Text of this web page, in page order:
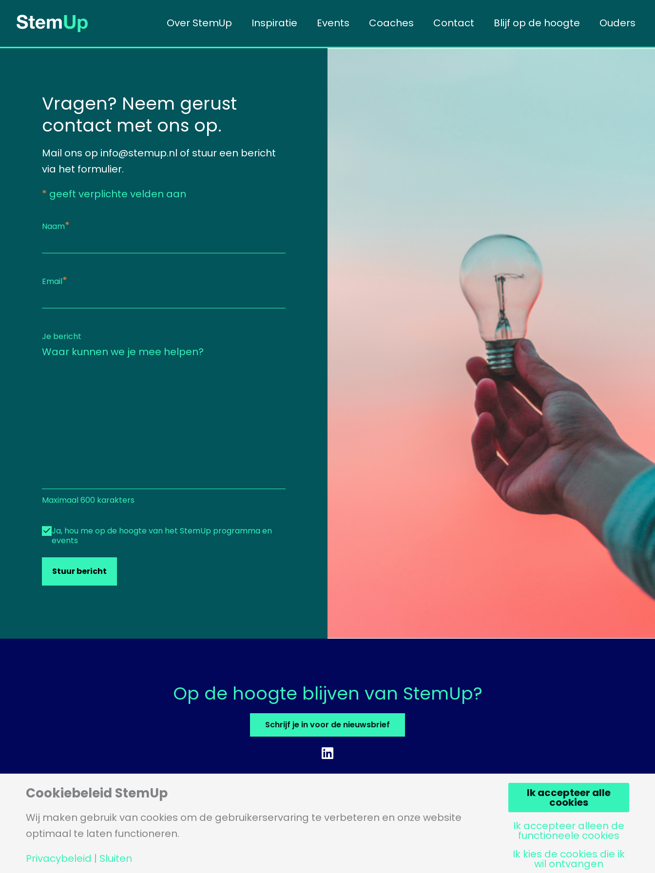
naar
Over StemUp Inspiratie Events Coaches Contact Blijf op de hoogte Ouders
Vragen? Neem gerust
contact met ons op.
Mail ons op info@stemup.nl of stuur een bericht
via het formulier.
* geeft verplichte velden aan
Naam*
Email*
Je bericht
Waar kunnen we je mee helpen?
Maximaal 600 karakters
h
m
p
o
Ja, hou me op de hoogte van het StemUp programma en
events
Stuur bericht
Op de hoogte blijven van StemUp?
Schrijf je in voor de nieuwsbrief
LinkedIn
StemUp is een initiatief van ASML
Cookiebeleid StemUp
Wij maken gebruik van cookies om de gebruikerservaring te verbeteren en onze website
optimaal te laten functioneren.
Privacybeleid | Sluiten
Ik accepteer alle
cookies
Ik accepteer alleen de
functioneele cookies
Ik kies de cookies die ik
wil ontvangen